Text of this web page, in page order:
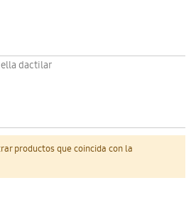
productos que coincida con la
dactilar